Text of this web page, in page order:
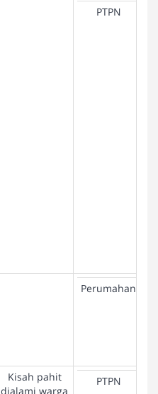
PTPN
Perumahan
Kisah pahit
dialami warga
PTPN